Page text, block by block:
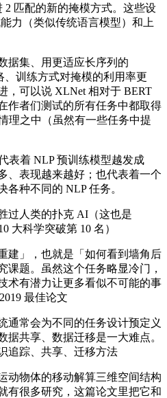
2 匹配的新的掩模方式。这些设
力（类似传统语言模型）和上
集、用更适应长序列的
、训练方式对掩模的利用率更
，可以说 XLNet 相对于 BERT
作者们测试的所有任务中都取得
理之中（虽然有一些任务中提
着 NLP 预训练模型越发成
、表现越来越好；也代表着一个
种不同的 NLP 任务。
人类的扑克 AI（这也是
大科学突破第 10 名）
」，也就是「如何看到墙角后
课题。虽然这个任务略显冷门，
术有潜力让更多看似不可能的事
最佳论文
常会为不同的任务设计预定义
据共享、数据迁移是一大难点。
追踪、共享、迁移方法
物体的移动解算三维空间结构
有很多研究，这篇论文里把它和